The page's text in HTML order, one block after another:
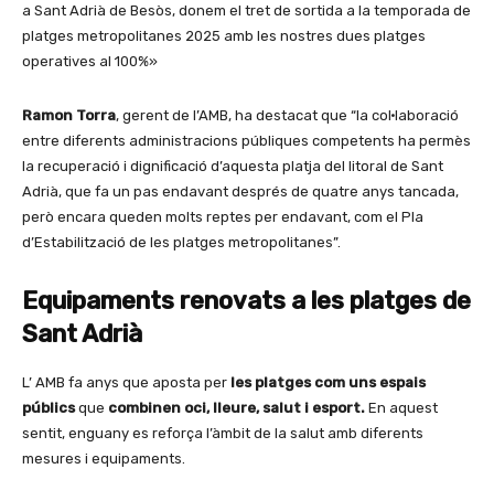
a Sant Adrià de Besòs, donem el tret de sortida a la temporada de
platges metropolitanes 2025 amb les nostres dues platges
operatives al 100%»
Ramon Torra, gerent de l’AMB, ha destacat que “la col·laboració
entre diferents administracions públiques competents ha permès
la recuperació i dignificació d’aquesta platja del litoral de Sant
Adrià, que fa un pas endavant després de quatre anys tancada,
però encara queden molts reptes per endavant, com el Pla
d’Estabilització de les platges metropolitanes”.
Equipaments renovats a les platges de
Sant Adrià
L’ AMB fa anys que aposta per les platges com uns espais
públicsque combinen oci, lleure, salut i esport. En aquest
sentit, enguany es reforça l’àmbit de la salut amb diferents
mesures i equipaments.